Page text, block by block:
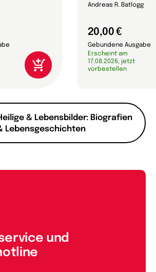
& Lebensbilder: Biografien
Lebensgeschichten
Andreas R. Batlogg
20,00 €
Gebundene Ausgabe
Erscheint am
17.08.2026, jetzt
vorbestellen
und